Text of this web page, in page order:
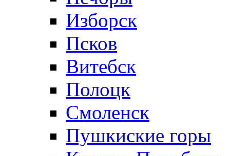
Изборск
Псков
Витебск
Полоцк
Смоленск
Пушкиские горы